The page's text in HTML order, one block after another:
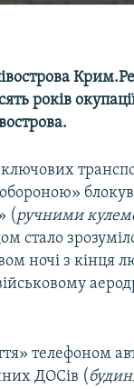
років
( ручними
стало
ночі з кінця
телефоном
ДОСів (